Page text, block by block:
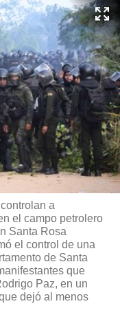
a
el campo petrolero
Santa Rosa
el control de una
de Santa
que
Paz, en un
dejó al menos